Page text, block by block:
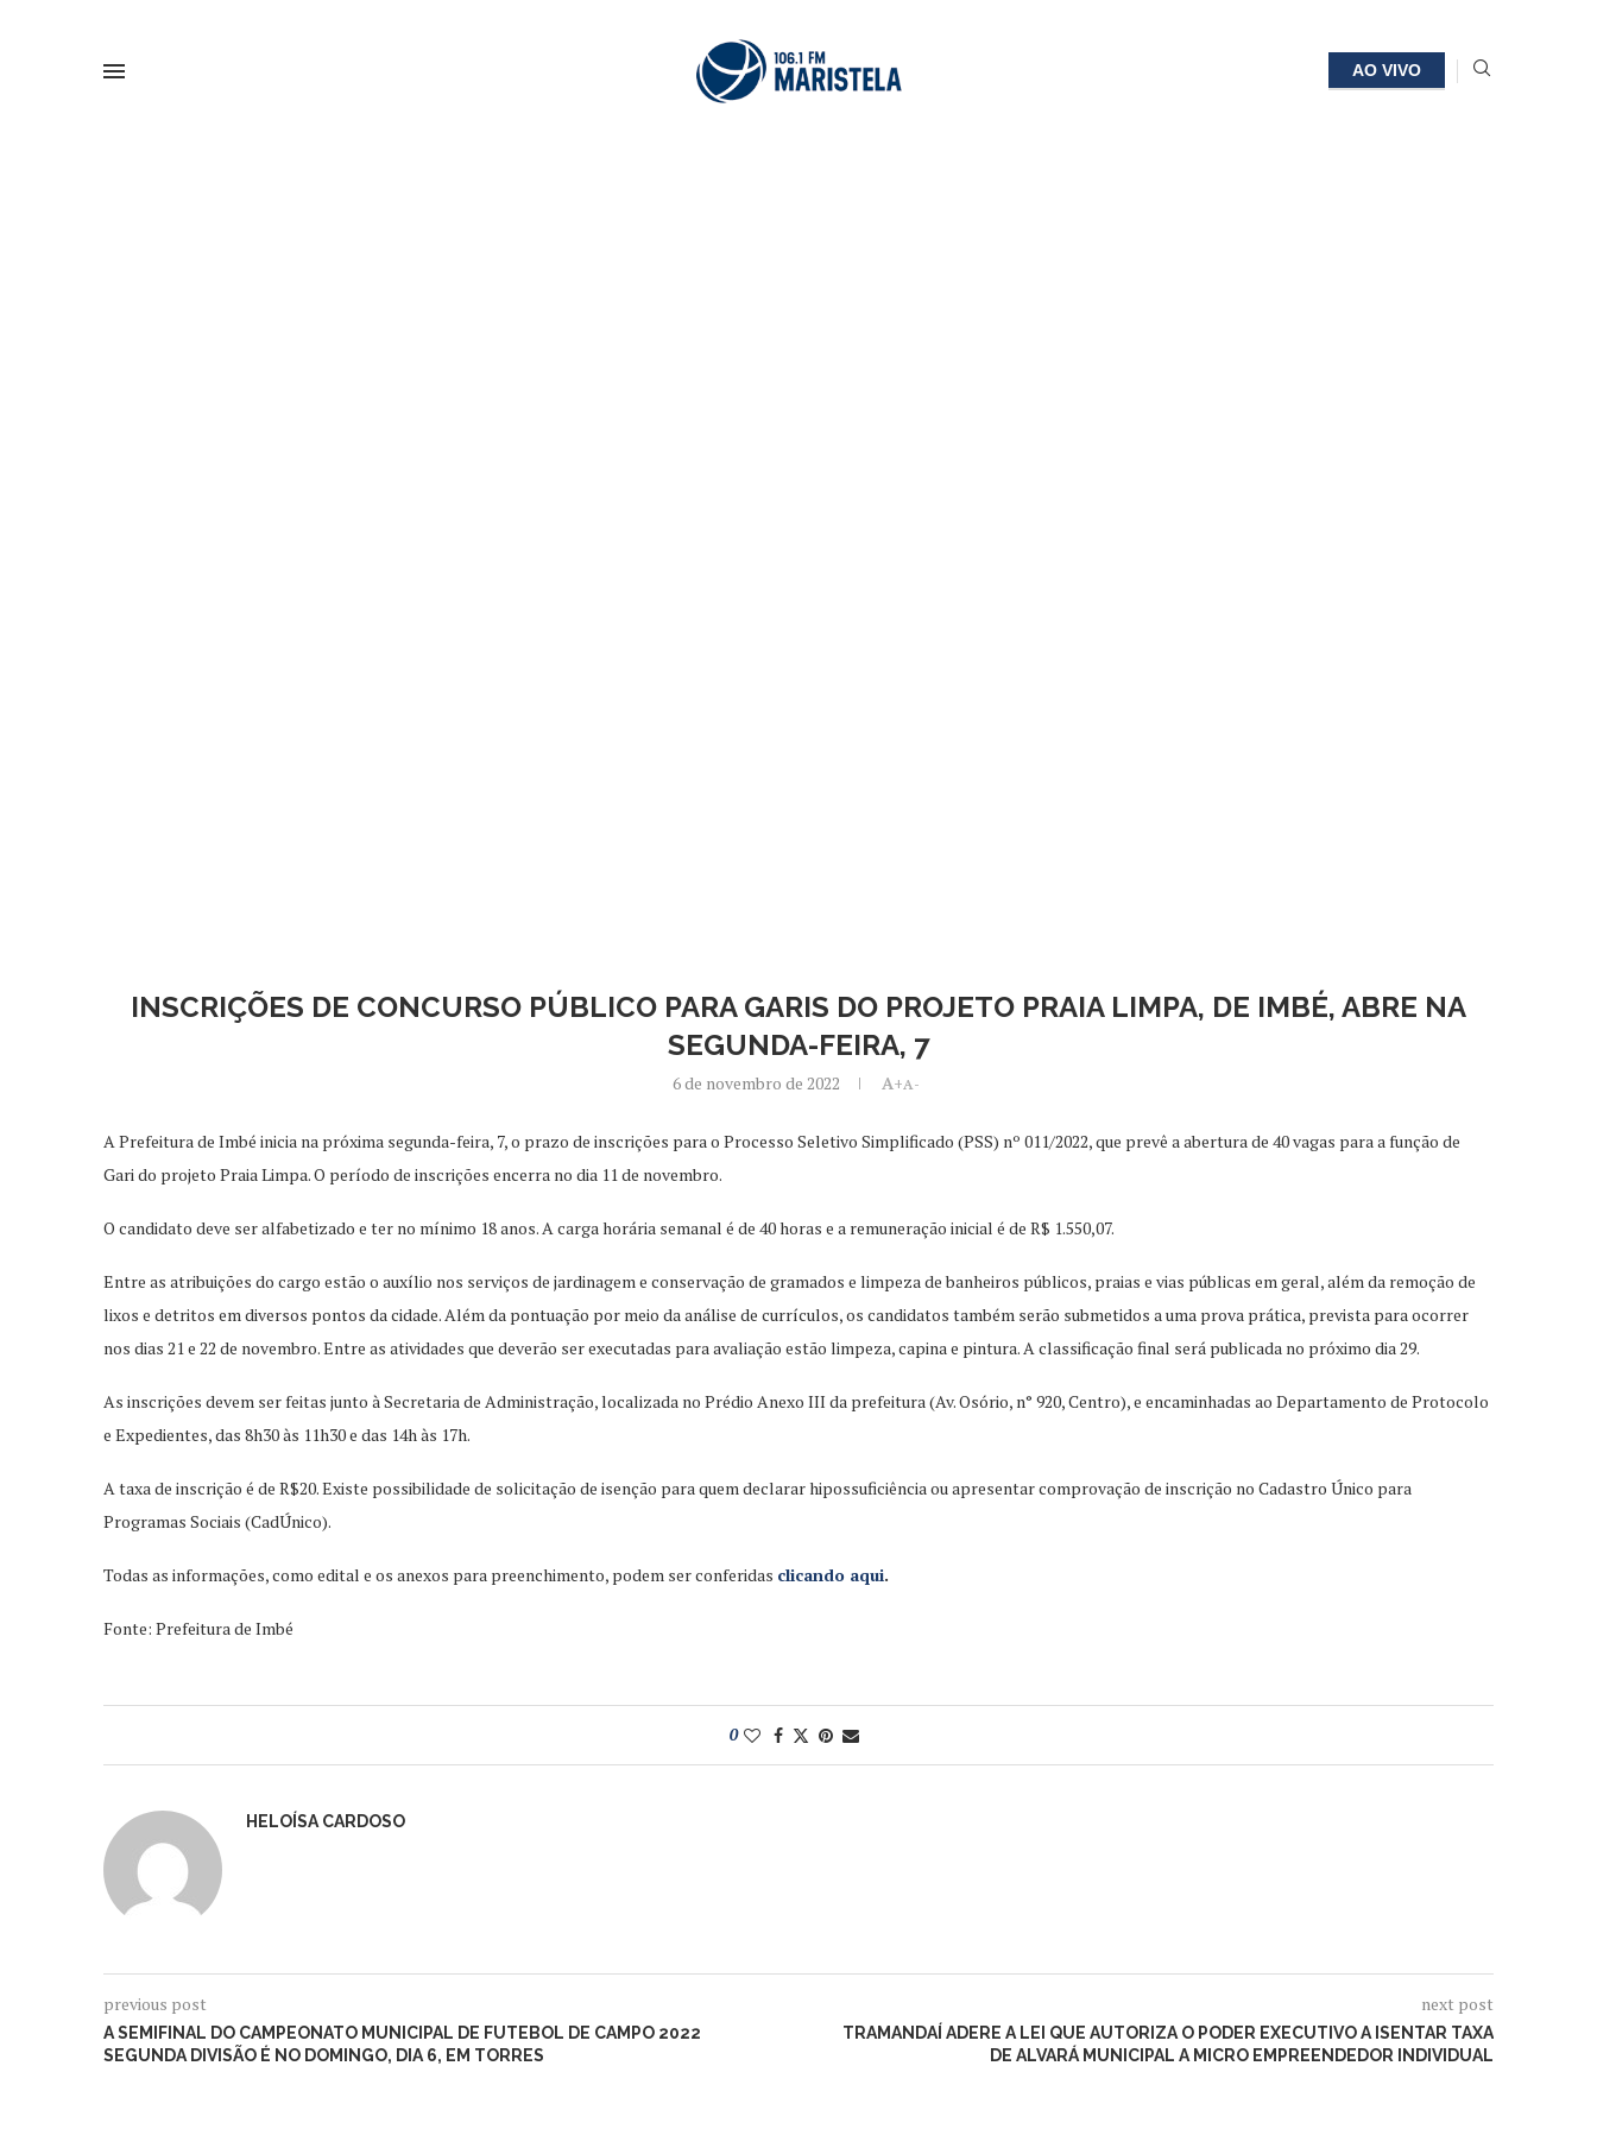
AO VIVO
INSCRIÇÕES DE CONCURSO PÚBLICO PARA GARIS DO PROJETO PRAIA LIMPA, DE IMBÉ, ABRE NA
SEGUNDA-FEIRA, 7
6 de novembro de 2022 A+A-
A Prefeitura de Imbé inicia na próxima segunda-feira, 7, o prazo de inscrições para o Processo Seletivo Simplificado (PSS) nº 011/2022, que prevê a abertura de 40 vagas para a função de
Gari do projeto Praia Limpa. O período de inscrições encerra no dia 11 de novembro.
O candidato deve ser alfabetizado e ter no mínimo 18 anos. A carga horária semanal é de 40 horas e a remuneração inicial é de R$ 1.550,07.
Entre as atribuições do cargo estão o auxílio nos serviços de jardinagem e conservação de gramados e limpeza de banheiros públicos, praias e vias públicas em geral, além da remoção de
lixos e detritos em diversos pontos da cidade. Além da pontuação por meio da análise de currículos, os candidatos também serão submetidos a uma prova prática, prevista para ocorrer
nos dias 21 e 22 de novembro. Entre as atividades que deverão ser executadas para avaliação estão limpeza, capina e pintura. A classificação final será publicada no próximo dia 29.
As inscrições devem ser feitas junto à Secretaria de Administração, localizada no Prédio Anexo III da prefeitura (Av. Osório, n° 920, Centro), e encaminhadas ao Departamento de Protocolo
e Expedientes, das 8h30 às 11h30 e das 14h às 17h.
A taxa de inscrição é de R$20. Existe possibilidade de solicitação de isenção para quem declarar hipossuficiência ou apresentar comprovação de inscrição no Cadastro Único para
Programas Sociais (CadÚnico).
Todas as informações, como edital e os anexos para preenchimento, podem ser conferidas clicando aqui.
Fonte: Prefeitura de Imbé
0
HELOÍSA CARDOSO
previous post
A SEMIFINAL DO CAMPEONATO MUNICIPAL DE FUTEBOL DE CAMPO 2022
SEGUNDA DIVISÃO É NO DOMINGO, DIA 6, EM TORRES
next post
TRAMANDAÍ ADERE A LEI QUE AUTORIZA O PODER EXECUTIVO A ISENTAR TAXA
DE ALVARÁ MUNICIPAL A MICRO EMPREENDEDOR INDIVIDUAL